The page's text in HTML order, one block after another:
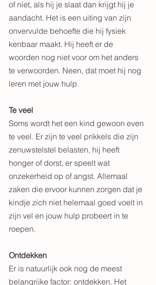
of niet, als hij je slaat dan krijgt hij je
aandacht. Het is een uiting van zijn
onvervulde behoefte die hij fysiek
kenbaar maakt. Hij heeft er de
woorden nog niet voor om het anders
te verwoorden. Neen, dat moet hij nog
leren met jouw hulp.
Te veel
Soms wordt het een kind gewoon even
te veel. Er zijn te veel prikkels die zijn
zenuwstelstel belasten, hij heeft
honger of dorst, er speelt wat
onzekerheid op of angst. Allemaal
zaken die ervoor kunnen zorgen dat je
kindje zich niet helemaal goed voelt in
zijn vel en jouw hulp probeert in te
roepen.
Ontdekken
Er is natuurlijk ook nog de meest
belangrijke factor: ontdekken. Het